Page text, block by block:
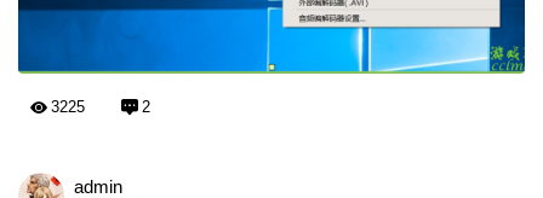
3225 2
admin